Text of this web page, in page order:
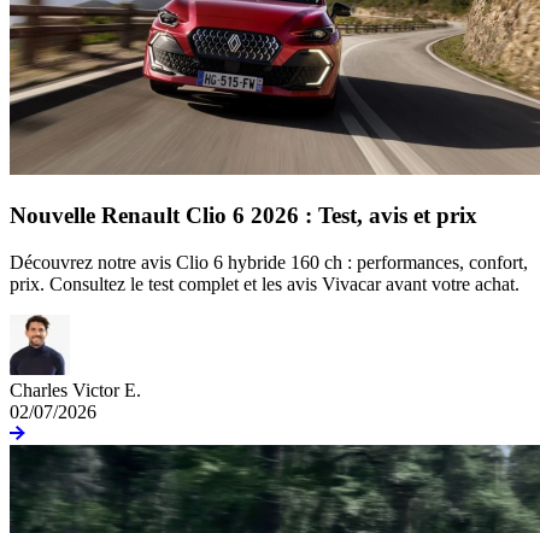
Nouvelle Renault Clio 6 2026 : Test, avis et prix
Découvrez notre avis Clio 6 hybride 160 ch : performances, confort,
prix. Consultez le test complet et les avis Vivacar avant votre achat.
Charles Victor E.
02/07/2026